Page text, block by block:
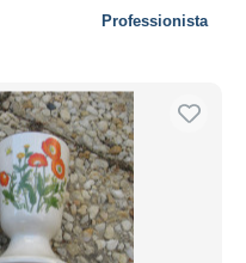
Professionista